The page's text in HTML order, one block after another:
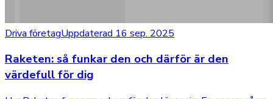
Driva företagUppdaterad 16 sep. 2025
Raketen: så funkar den och därför är den
värdefull för dig